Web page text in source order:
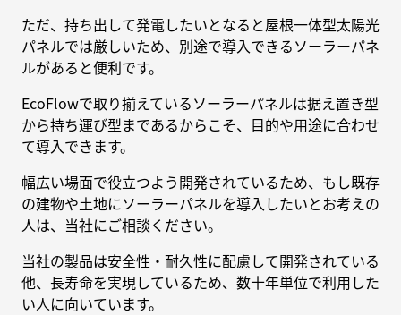
ただ、持ち出して発電したいとなると屋根一体型太陽光
パネルでは厳しいため、別途で導入できるソーラーパネ
ルがあると便利です。
EcoFlowで取り揃えているソーラーパネルは据え置き型
から持ち運び型まであるからこそ、目的や用途に合わせ
て導入できます。
幅広い場面で役立つよう開発されているため、もし既存
の建物や土地にソーラーパネルを導入したいとお考えの
人は、当社にご相談ください。
当社の製品は安全性・耐久性に配慮して開発されている
他、長寿命を実現しているため、数十年単位で利用した
い人に向いています。